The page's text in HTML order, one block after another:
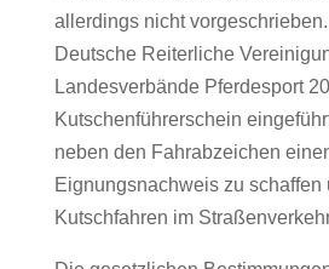
allerdings nicht
Deutsche Reiterliche
Landesverbände Pferdesport
Kutschenführerschein
neben den Fahrabzeichen
Eignungsnachweis zu schaffen
Kutschfahren im